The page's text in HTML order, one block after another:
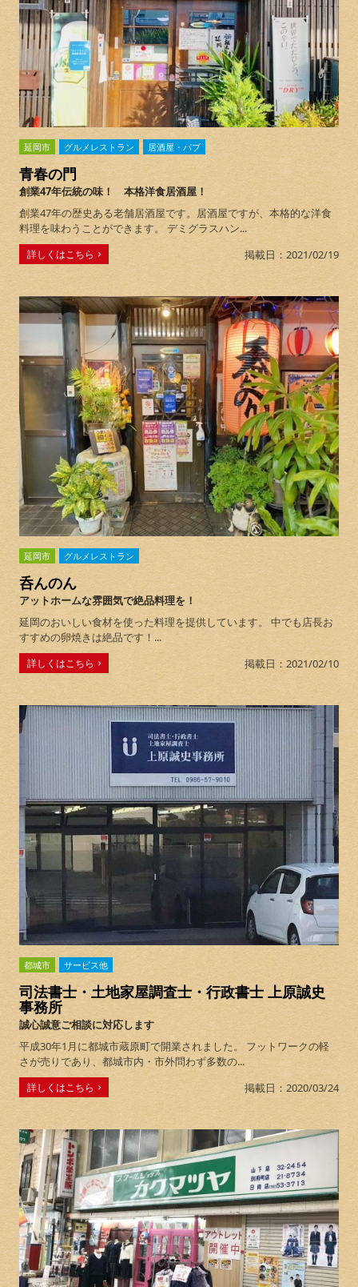
延岡市 グルメレストラン 居酒屋・パブ
青春の門
創業47年伝統の味！ 本格洋食居酒屋！
創業47年の歴史ある老舗居酒屋です。居酒屋ですが、本格的な洋食
料理を味わうことができます。 デミグラスハン...
詳しくはこちら 掲載日：2021/02/19
延岡市 グルメレストラン
呑んのん
アットホームな雰囲気で絶品料理を！
延岡のおいしい食材を使った料理を提供しています。 中でも店長お
すすめの卵焼きは絶品です！...
詳しくはこちら 掲載日：2021/02/10
都城市 サービス他
司法書士・土地家屋調査士・行政書士 上原誠史
事務所
誠心誠意ご相談に対応します
平成30年1月に都城市蔵原町で開業されました。 フットワークの軽
さが売りであり、都城市内・市外問わず多数の...
詳しくはこちら 掲載日：2020/03/24